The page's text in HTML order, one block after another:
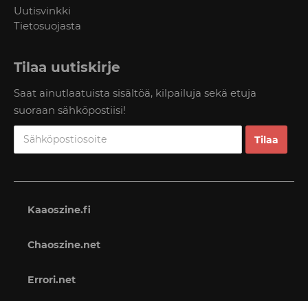
Uutisvinkki
Tietosuojasta
Tilaa uutiskirje
Saat ainutlaatuista sisältöä, kilpailuja sekä etuja
suoraan sähköpostiisi!
Kaaoszine.fi
Chaoszine.net
Errori.net